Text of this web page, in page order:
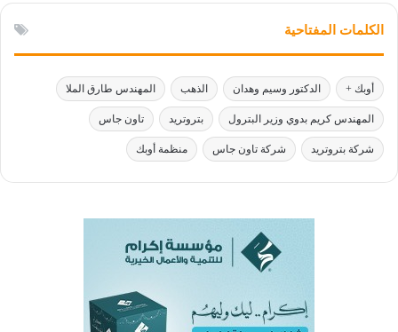
الكلمات المفتاحية
أوبك + الدكتور وسيم وهدان الذهب المهندس طارق الملا
المهندس كريم بدوي وزير البترول بتروتريد تاون جاس
شركة بتروتريد شركة تاون جاس منظمة أوبك